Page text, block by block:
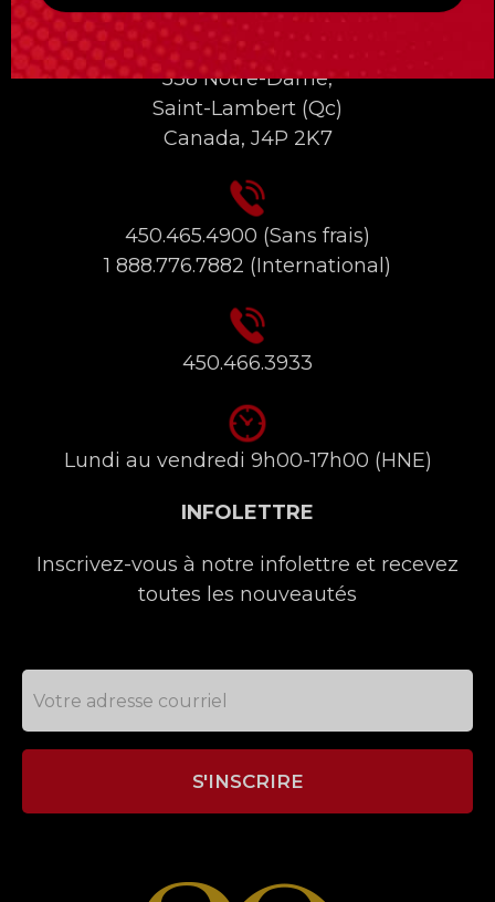
538 Notre-Dame,
Saint-Lambert (Qc)
Canada, J4P 2K7
450.465.4900 (Sans frais)
1 888.776.7882 (International)
450.466.3933
Lundi au vendredi 9h00-17h00 (HNE)
INFOLETTRE
Inscrivez-vous à notre infolettre et recevez
toutes les nouveautés